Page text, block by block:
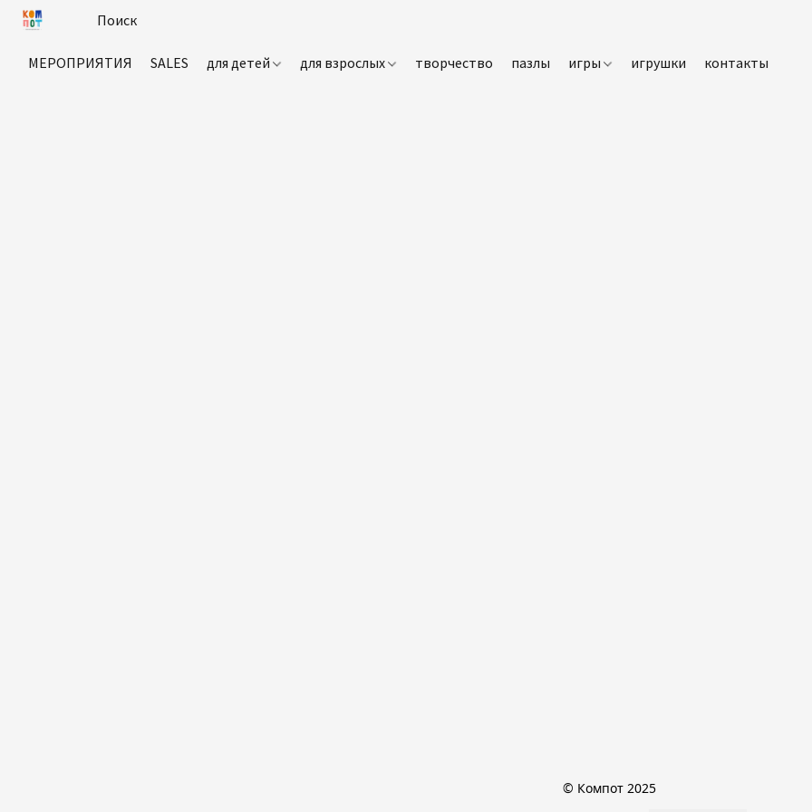
МЕРОПРИЯТИЯ SALES для детей для взрослых творчество пазлы игры игрушки контакты
© Компот 2025